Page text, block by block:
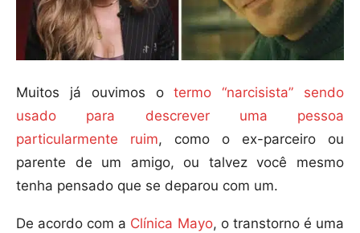
Muitos já ouvimos otermo “narcisista” sendo
usado para descrever uma pessoa
particularmente ruim, como o ex-parceiro ou
parente de um amigo, ou talvez você mesmo
tenha pensado que se deparou com um.
De acordo com a Clínica Mayo, o transtorno é uma